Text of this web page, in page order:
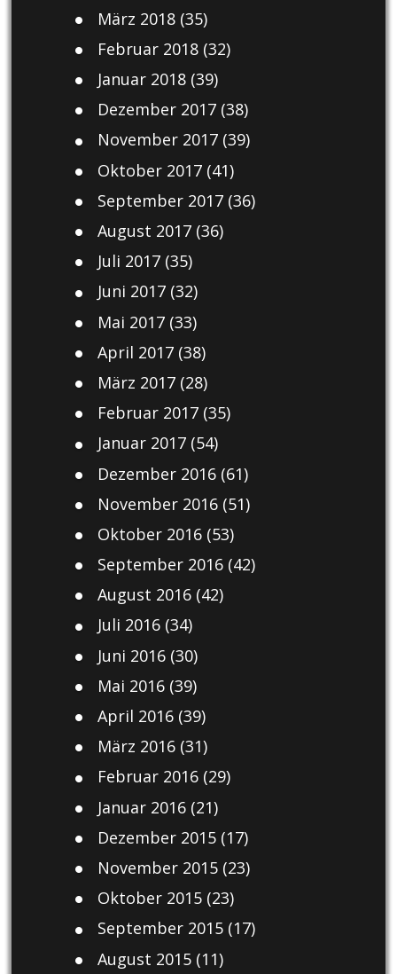
März 2018(35)
Februar 2018(32)
Januar 2018(39)
Dezember 2017(38)
November 2017(39)
Oktober 2017(41)
September 2017(36)
August 2017(36)
Juli 2017(35)
Juni 2017(32)
Mai 2017(33)
April 2017(38)
März 2017(28)
Februar 2017(35)
Januar 2017(54)
Dezember 2016(61)
November 2016(51)
Oktober 2016(53)
September 2016(42)
August 2016(42)
Juli 2016(34)
Juni 2016(30)
Mai 2016(39)
April 2016(39)
März 2016(31)
Februar 2016(29)
Januar 2016(21)
Dezember 2015(17)
November 2015(23)
Oktober 2015(23)
September 2015(17)
August 2015(11)